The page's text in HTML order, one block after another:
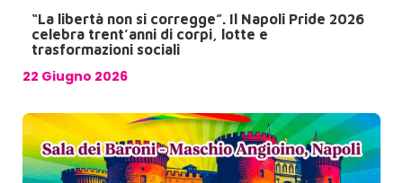
“La libertà non si corregge”. Il Napoli Pride 2026
celebra trent’anni di corpi, lotte e
trasformazioni sociali
22 Giugno 2026